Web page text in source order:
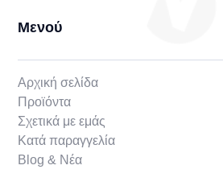
Μενού
Αρχική σελίδα
Προϊόντα
Σχετικά με εμάς
Κατά παραγγελία
Blog & Νέα